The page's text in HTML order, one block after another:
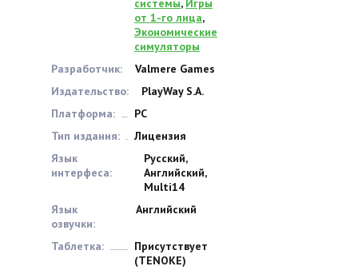
системы, Игры
от 1-го лица,
Экономические
симуляторы
Разработчик:
Valmere Games
Издательство:
PlayWay S.A.
Платформа:
PC
Тип издания:
Лицензия
Язык
интерфеса:
Русский,
Английский,
Multi14
Язык
озвучки:
Английский
Таблетка:
Присутствует
(TENOKE)